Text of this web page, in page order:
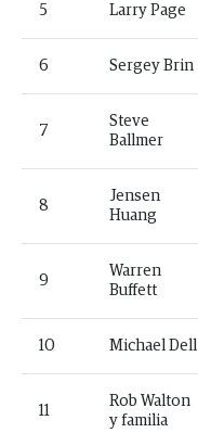
5 Larry Page
6 Sergey Brin
7
Steve
Ballmer
8
Jensen
Huang
9
Warren
Buffett
10 Michael Dell
11
Rob Walton
y familia